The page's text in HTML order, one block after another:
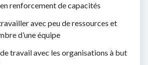
renforcement de capacités
avec peu de ressources et
d’une équipe
travail avec les organisations à but